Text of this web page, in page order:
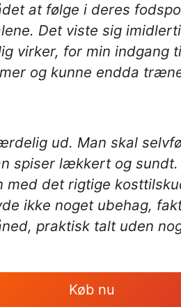
at følge i deres
Det viste sig
virker, for min indgang
og kunne endda
ud. Man skal
spiser lækkert og
det rigtige
ikke noget ubehag,
praktisk talt uden
Køb nu